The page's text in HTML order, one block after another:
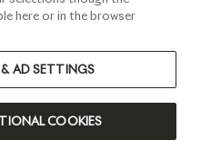
DIRITTI RISERVATI
here or in the browser
AD SETTINGS
COOKIES